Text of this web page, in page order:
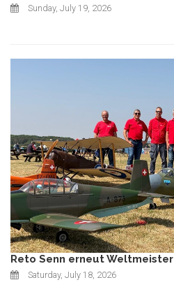
Sunday, July 19, 2026
Reto Senn erneut Weltmeister
Saturday, July 18, 2026